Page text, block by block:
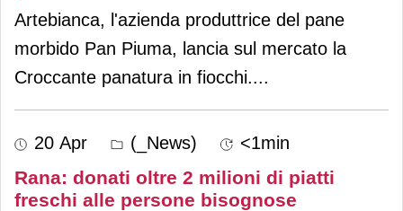
Artebianca, l'azienda produttrice del pane
morbido Pan Piuma, lancia sul mercato la
Croccante panatura in fiocchi....
20 Apr (_News) <1min
Rana: donati oltre 2 milioni di piatti
freschi alle persone bisognose